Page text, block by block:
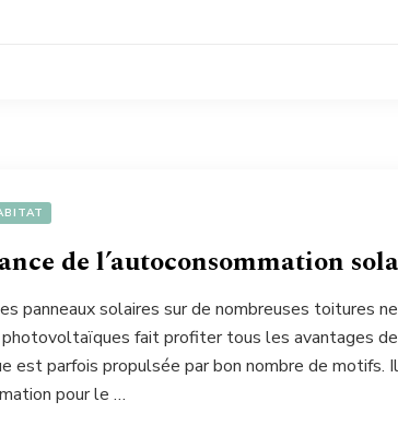
de l’autoconsommation
panneaux solaires sur de nombreuses toitures
fait profiter tous les avantages de
est parfois propulsée par bon nombre de motifs.
pour le …